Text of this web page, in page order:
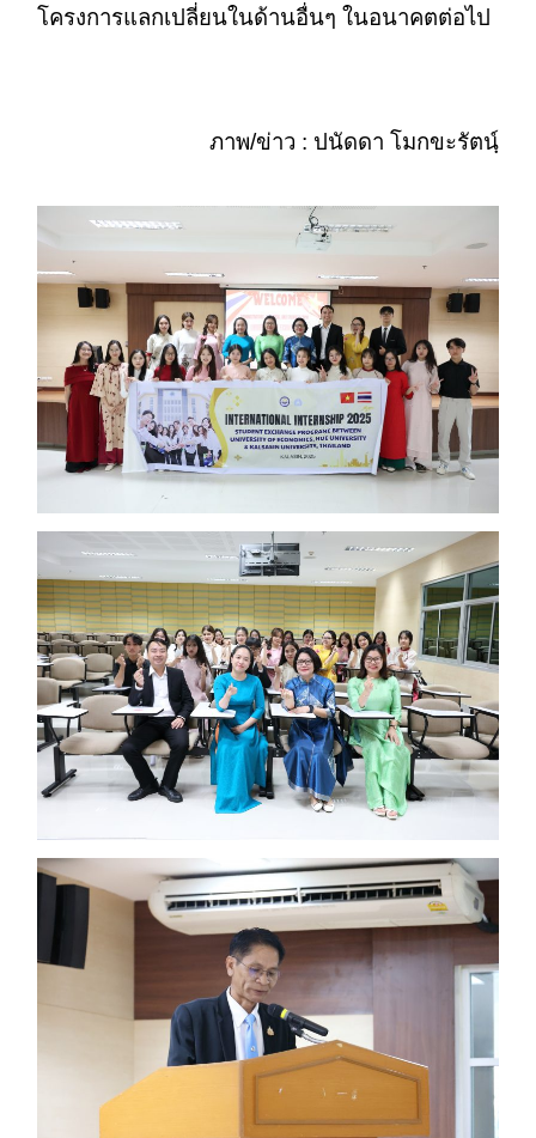
โครงการแลกเปลี่ยนในด้านอื่นๆ ในอนาคตต่อไป
ภาพ/ข่าว : ปนัดดา โมกขะรัตน์ฺ